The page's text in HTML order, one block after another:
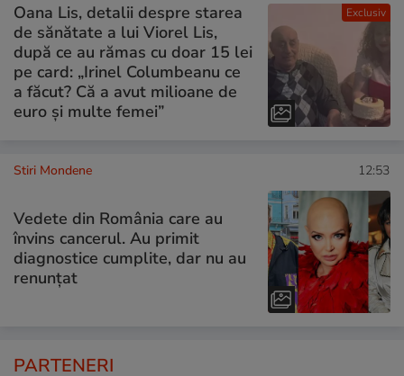
Exclusiv
Oana Lis, detalii despre starea
de sănătate a lui Viorel Lis,
după ce au rămas cu doar 15 lei
pe card: „Irinel Columbeanu ce
a făcut? Că a avut milioane de
euro și multe femei”
Stiri Mondene 12:53
Vedete din România care au
învins cancerul. Au primit
diagnostice cumplite, dar nu au
renunțat
PARTENERI